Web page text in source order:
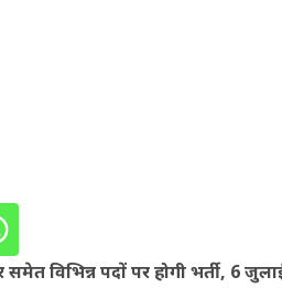
समेत विभिन्न पदों पर होगी भर्ती, 6